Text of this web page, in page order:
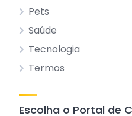
Pets
Saúde
Tecnologia
Termos
Escolha o Portal de